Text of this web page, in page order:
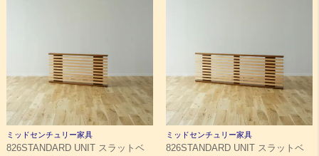
ミッドセンチュリー家具
826STANDARD UNIT スラットベ
ミッドセンチュリー家具
826STANDARD UNIT スラットベ